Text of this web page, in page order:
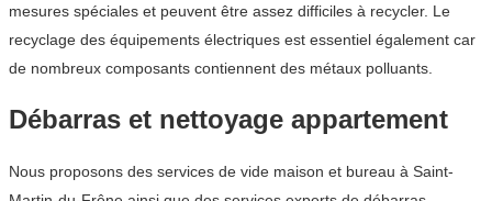
mesures spéciales et peuvent être assez difficiles à recycler. Le
recyclage des équipements électriques est essentiel également car
de nombreux composants contiennent des métaux polluants.
Débarras et nettoyage appartement
Nous proposons des services de vide maison et bureau à Saint-